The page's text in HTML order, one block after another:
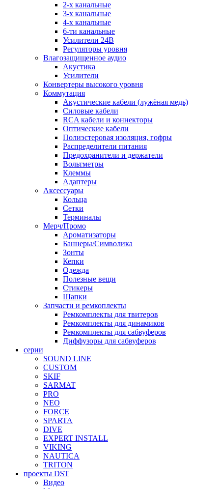
2-х канальные
3-х канальные
4-х канальные
6-ти канальные
Усилители 24В
Регуляторы уровня
Влагозащищенное аудио
Акустика
Усилители
Конвертеры высокого уровня
Коммутация
Акустические кабели (лужёная медь)
Силовые кабели
RCA кабели и коннекторы
Оптические кабели
Полиэстеровая изоляция, гофры
Распределители питания
Предохранители и держатели
Вольтметры
Клеммы
Адаптеры
Аксессуары
Кольца
Сетки
Терминалы
Мерч/Промо
Ароматизаторы
Баннеры/Символика
Зонты
Кепки
Одежда
Полезные вещи
Стикеры
Шапки
Запчасти и ремкоплекты
Ремкомплекты для твитеров
Ремкомплекты для динамиков
Ремкомплекты для сабвуферов
Диффузоры для сабвуферов
серии
SOUND LINE
CUSTOM
SKIF
SARMAT
PRO
NEO
FORCE
SPARTA
DIVE
EXPERT INSTALL
VIKING
NAUTICA
TRITON
проекты DST
Видео